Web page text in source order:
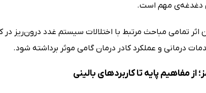
دغدغه‌ی مهم است.
اثر تمامی مباحث مرتبط با اختلالات سیستم غدد درون‌ریز
درمانی و عملکرد کادر درمان گامی موثر برداشته شود.
از مفاهیم پایه تا کاربردهای بالینی